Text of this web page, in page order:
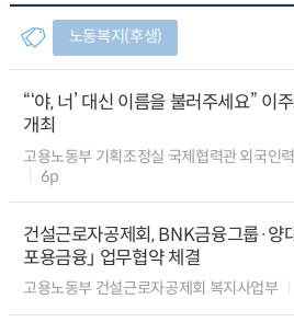
노동복지(후생)
“‘야, 너’ 대신 이름을 불러주세요” 이
개최
고용노동부 기획조정실 국제협력관 외국인
6p
건설근로자공제회, BNK금융그룹·양
포용금융」 업무협약 체결
고용노동부 건설근로자공제회 복지사업부